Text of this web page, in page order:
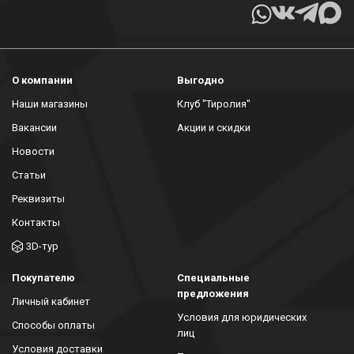
О компании
Наши магазины
Вакансии
Новости
Статьи
Реквизиты
Контакты
3D-тур
Выгодно
Клуб "Тиролия"
Акции и скидки
Покупателю
Личный кабинет
Способы оплаты
Условия доставки
Специальные
предложения
Условия для юридических
лиц